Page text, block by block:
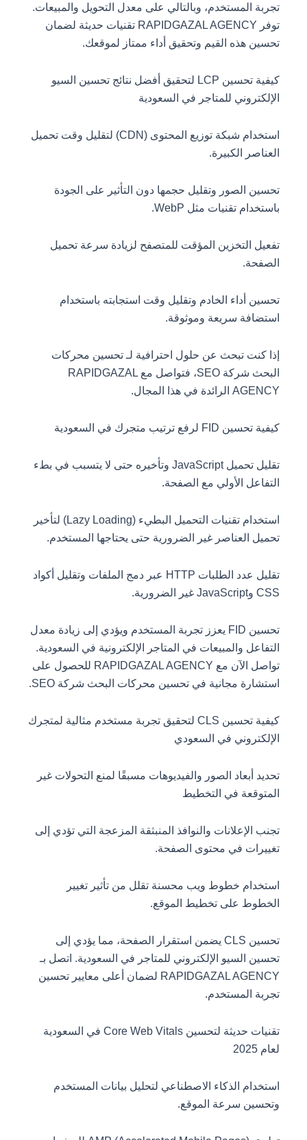
تجربة المستخدم، وبالتالي على معدل التحويل والمبيعات.
توفر RAPIDGAZAL AGENCY تقنيات حديثة لضمان
تحسين هذه القيم وتحقيق أداء ممتاز لموقعك.
كيفية تحسين LCP لتحقيق أفضل نتائج تحسين السيو
الإلكتروني للمتاجر في السعودية
استخدام شبكة توزيع المحتوى (CDN) لتقليل وقت تحميل
العناصر الكبيرة.
تحسين الصور وتقليل حجمها دون التأثير على الجودة
باستخدام تقنيات مثل WebP.
تفعيل التخزين المؤقت للمتصفح لزيادة سرعة تحميل
الصفحة.
تحسين أداء الخادم وتقليل وقت استجابته باستخدام
استضافة سريعة وموثوقة.
إذا كنت تبحث عن حلول احترافية لـ تحسين محركات
البحث شركة SEO، فتواصل مع RAPIDGAZAL
AGENCY الرائدة في هذا المجال.
كيفية تحسين FID لرفع ترتيب متجرك في السعودية
تقليل تحميل JavaScript وتأخيره حتى لا يتسبب في بطء
التفاعل الأولي مع الصفحة.
استخدام تقنيات التحميل البطيء (Lazy Loading) لتأخير
تحميل العناصر غير الضرورية حتى يحتاجها المستخدم.
تقليل عدد الطلبات HTTP عبر دمج الملفات وتقليل أكواد
CSS وJavaScript غير الضرورية.
تحسين FID يعزز تجربة المستخدم ويؤدي إلى زيادة معدل
التفاعل والمبيعات في المتاجر الإلكترونية في السعودية.
تواصل الآن مع RAPIDGAZAL AGENCY للحصول على
استشارة مجانية في تحسين محركات البحث شركة SEO.
كيفية تحسين CLS لتحقيق تجربة مستخدم مثالية لمتجرك
الإلكتروني في السعودي
تحديد أبعاد الصور والفيديوهات مسبقًا لمنع التحولات غير
المتوقعة في التخطيط
تجنب الإعلانات والنوافذ المنبثقة المزعجة التي تؤدي إلى
تغييرات في محتوى الصفحة.
استخدام خطوط ويب محسنة تقلل من تأثير تغيير
الخطوط على تخطيط الموقع.
تحسين CLS يضمن استقرار الصفحة، مما يؤدي إلى
تحسين السيو الإلكتروني للمتاجر في السعودية. اتصل بـ
RAPIDGAZAL AGENCY لضمان أعلى معايير تحسين
تجربة المستخدم.
تقنيات حديثة لتحسين Core Web Vitals في السعودية
لعام 2025
استخدام الذكاء الاصطناعي لتحليل بيانات المستخدم
وتحسين سرعة الموقع.